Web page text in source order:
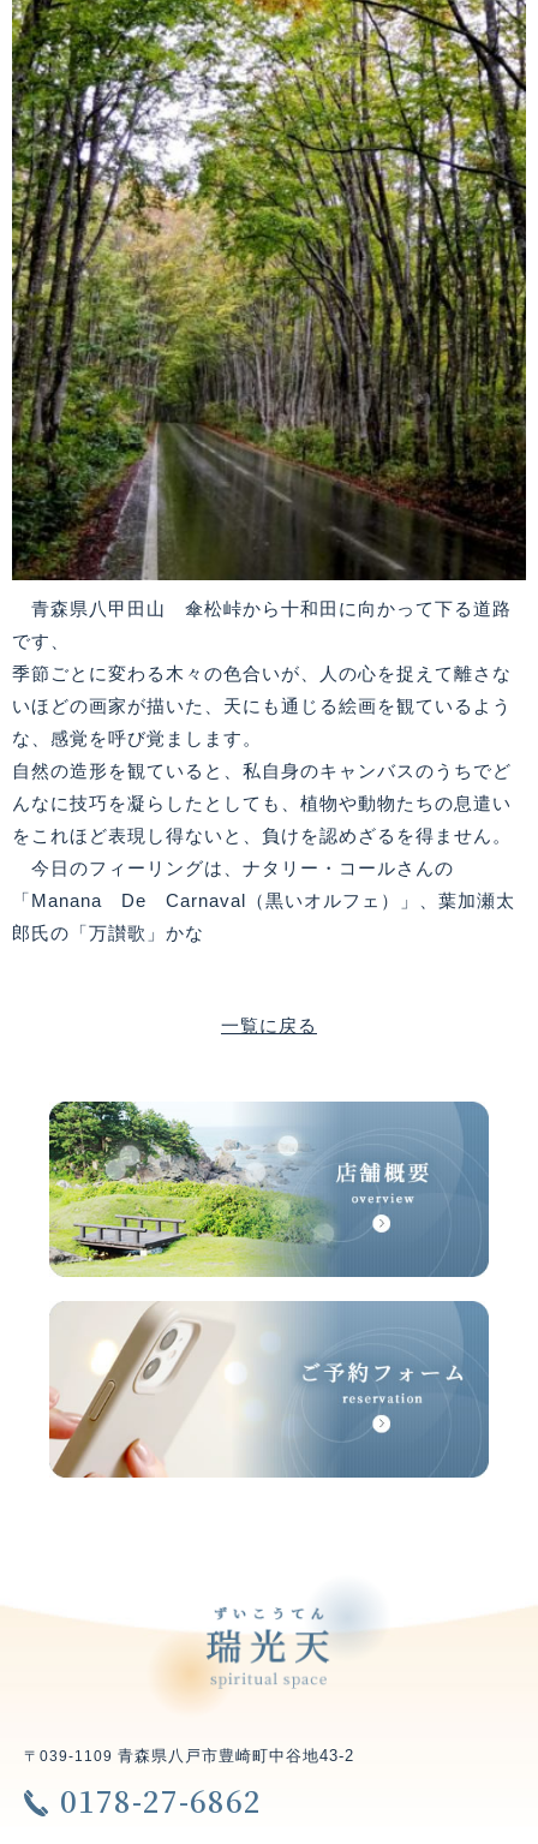
青森県八甲田山 傘松峠から十和田に向かって下る道路
です、
季節ごとに変わる木々の色合いが、人の心を捉えて離さな
いほどの画家が描いた、天にも通じる絵画を観ているよう
な、感覚を呼び覚まします。
自然の造形を観ていると、私自身のキャンバスのうちでど
んなに技巧を凝らしたとしても、植物や動物たちの息遣い
をこれほど表現し得ないと、負けを認めざるを得ません。
今日のフィーリングは、ナタリー・コールさんの
「Manana De Carnaval（黒いオルフェ）」、葉加瀬太
郎氏の「万讃歌」かな
一覧に戻る
〒039-1109 青森県八戸市豊崎町中谷地43-2
0178-27-6862